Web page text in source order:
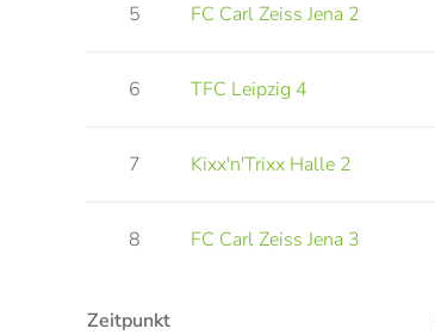
5 FC Carl Zeiss Jena 2
6 TFC Leipzig 4
7 Kixx'n'Trixx Halle 2
8 FC Carl Zeiss Jena 3
Zeitpunkt